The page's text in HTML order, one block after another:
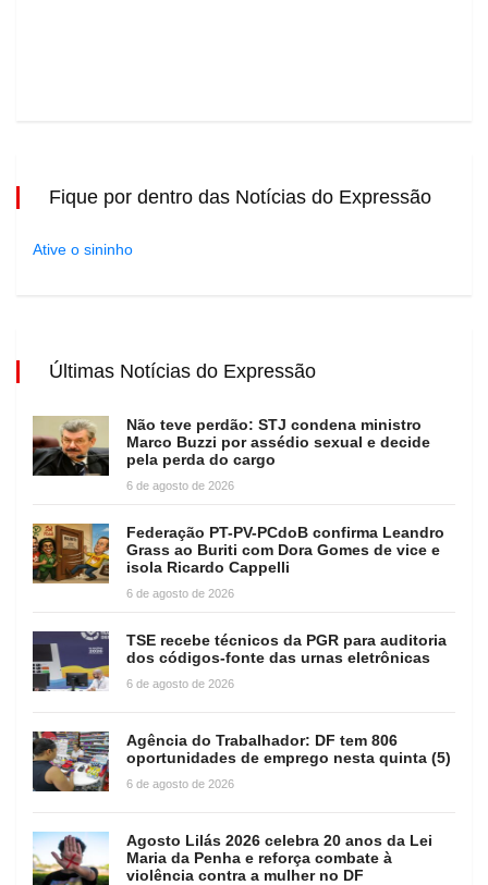
Fique por dentro das Notícias do Expressão
Ative o sininho
Últimas Notícias do Expressão
Não teve perdão: STJ condena ministro
Marco Buzzi por assédio sexual e decide
pela perda do cargo
6 de agosto de 2026
Federação PT-PV-PCdoB confirma Leandro
Grass ao Buriti com Dora Gomes de vice e
isola Ricardo Cappelli
6 de agosto de 2026
TSE recebe técnicos da PGR para auditoria
dos códigos-fonte das urnas eletrônicas
6 de agosto de 2026
Agência do Trabalhador: DF tem 806
oportunidades de emprego nesta quinta (5)
6 de agosto de 2026
Agosto Lilás 2026 celebra 20 anos da Lei
Maria da Penha e reforça combate à
violência contra a mulher no DF